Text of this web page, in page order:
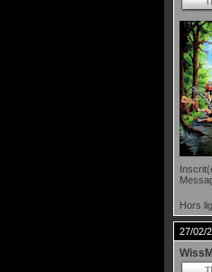
Hors
27/02/
WissM